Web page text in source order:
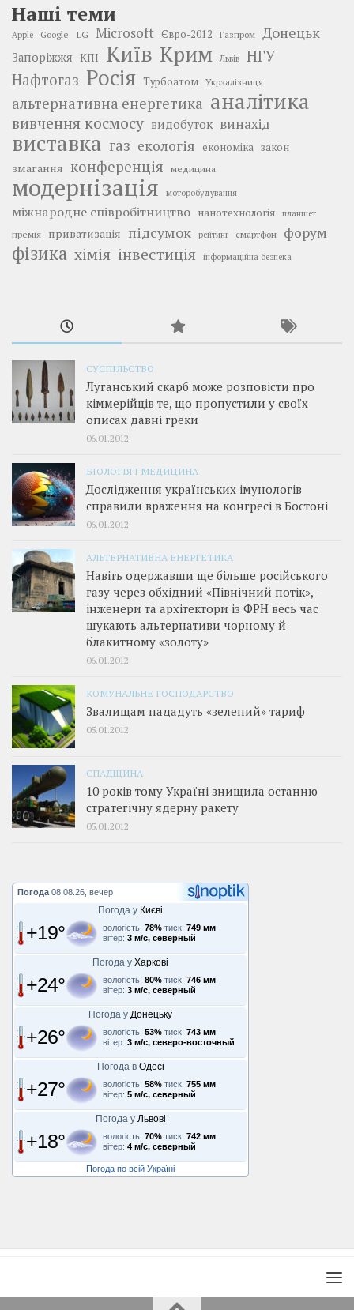
Наші теми
Apple Google LG Microsoft Євро-2012 Газпром Донецьк
Запоріжжя КПІ Київ Крим Львів
НГУ
Нафтогаз Росія Турбоатом Укрзалізниця
альтернативна енергетика аналітика
вивчення космосу видобуток винахід
виставка газ екологія економіка закон
змагання конференція медицина
модернізація моторобудування
міжнародне співробітництво нанотехнологія планшет
премія приватизація підсумок рейтинг смартфон форум
фізика хімія інвестиція інформаційна безпека
СУСПІЛЬСТВО
Луганський скарб може розповісти про
кіммерійців те, що пропустили у своїх
описах давні греки
06.01.2012
БІОЛОГІЯ І МЕДИЦИНА
Дослідження українських імунологів
справили враження на конгресі в Бостоні
06.01.2012
АЛЬТЕРНАТИВНА ЕНЕРГЕТИКА
Навіть одержавши ще більше російського
газу через обхідний «Північний потік»,­
інженери та архітектори із ФРН весь час
шукають альтернативи чорному й
блакитному «золоту»
06.01.2012
КОМУНАЛЬНЕ ГОСПОДАРСТВО
Звалищам нададуть «зелений» тариф
05.01.2012
СПАДЩИНА
10 років тому Україні знищила останню
стратегічну ядерну ракету
05.01.2012
Погода 08.08.26, вечер
Погода у Києві
+19° вологість: 78% тиск: 749 мм
вітер: 3 м/с, северный
Погода у Харкові
+24° вологість: 80% тиск: 746 мм
вітер: 3 м/с, северный
Погода у Донецьку
+26° вологість: 53% тиск: 743 мм
вітер: 3 м/с, северо-восточный
Погода в Одесі
+27° вологість: 58% тиск: 755 мм
вітер: 5 м/с, северный
Погода у Львові
+18° вологість: 70% тиск: 742 мм
вітер: 4 м/с, северный
Погода по всій Україні